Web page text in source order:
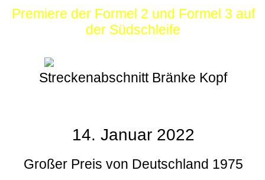
Premiere der Formel 2 und Formel 3 auf
der Südschleife
Streckenabschnitt Bränke Kopf
14. Januar 2022
Großer Preis von Deutschland 1975